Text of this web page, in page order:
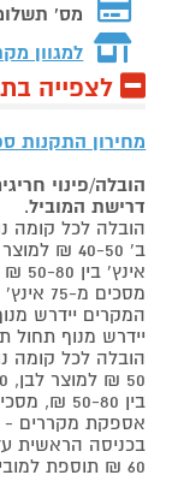
מס'
למגוון
לצפייה
מחירון התקנות
הובלה/פינוי
דרישת המוביל.
הובלה לכל קומה
אינץ' בין 50-80 ₪
המקרים יידרש
יידרש מנוף
בין 50-80 ₪, מסכים מ-75 אינץ' ומעלה 80-100 ₪.
אספקת מקררים
בכניסה הראשית
60 ₪ תוספת למוביל בבית.